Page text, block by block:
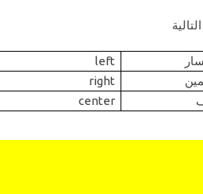
left
right
center